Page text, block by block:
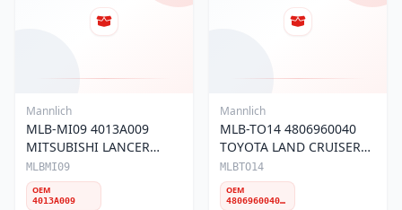
Mannlich
MLB-MI09 4013A009
MITSUBISHI LANCER
2008-2017 & CY2A,CZ4A
/OUTLANDER 2006-2012
ÖN ROTİL
MLBMI09
OEM
4013A009
Mannlich
MLB-TO14 4806960040
TOYOTA LAND CRUISER
2010- & PRADO J150 ÖN
ALT ROTİL
MLBTO14
OEM
4806960040* 4806860040* 480690050 4806860050